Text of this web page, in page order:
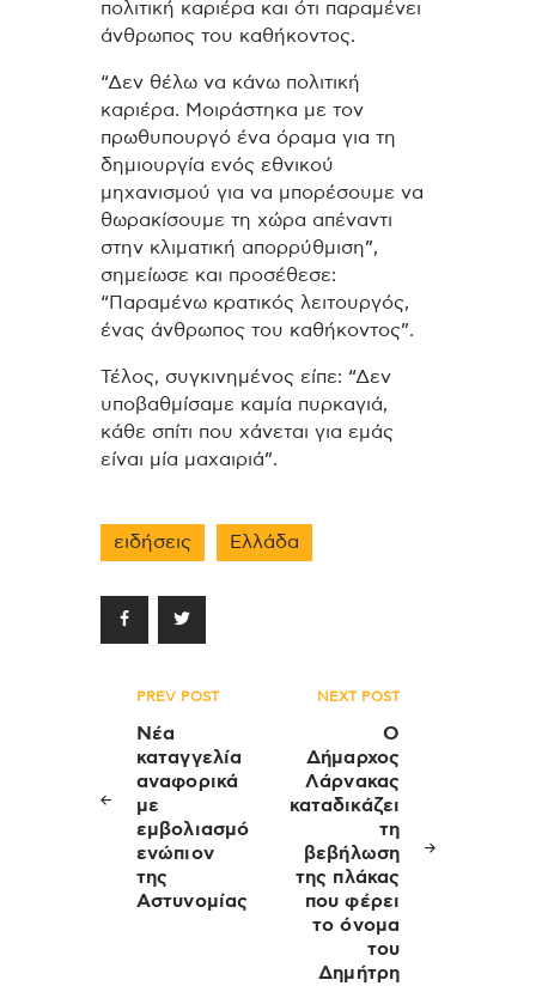
πολιτική καριέρα και ότι παραμένει
άνθρωπος του καθήκοντος.
“Δεν θέλω να κάνω πολιτική
καριέρα. Μοιράστηκα με τον
πρωθυπουργό ένα όραμα για τη
δημιουργία ενός εθνικού
μηχανισμού για να μπορέσουμε να
θωρακίσουμε τη χώρα απέναντι
στην κλιματική απορρύθμιση”,
σημείωσε και προσέθεσε:
“Παραμένω κρατικός λειτουργός,
ένας άνθρωπος του καθήκοντος”.
Τέλος, συγκινημένος είπε: “Δεν
υποβαθμίσαμε καμία πυρκαγιά,
κάθε σπίτι που χάνεται για εμάς
είναι μία μαχαιριά”.
ειδήσεις Ελλάδα
Πλοήγηση
άρθρων
PREV POST
Νέα
καταγγελία
αναφορικά
με
εμβολιασμό
ενώπιον
της
Αστυνομίας
NEXT POST
Ο
Δήμαρχος
Λάρνακας
καταδικάζει
τη
βεβήλωση
της πλάκας
που φέρει
το όνομα
του
Δημήτρη